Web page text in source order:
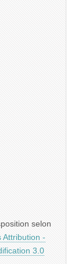
selon
Attribution -
3.0